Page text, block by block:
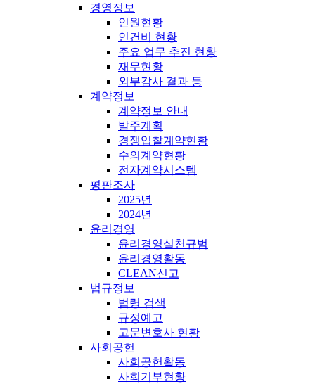
경영정보
인원현황
인건비 현황
주요 업무 추진 현황
재무현황
외부감사 결과 등
계약정보
계약정보 안내
발주계획
경쟁입찰계약현황
수의계약현황
전자계약시스템
평판조사
2025년
2024년
윤리경영
윤리경영실천규범
윤리경영활동
CLEAN신고
법규정보
법령 검색
규정예고
고문변호사 현황
사회공헌
사회공헌활동
사회기부현황